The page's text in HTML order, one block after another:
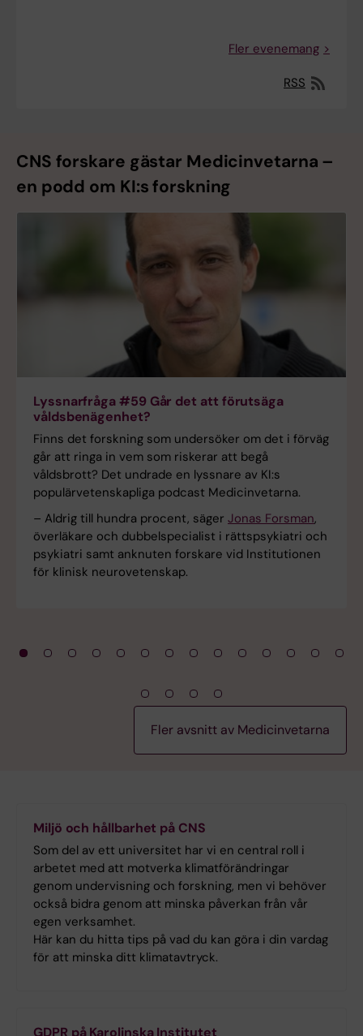
Fler evenemang
RSS
CNS forskare gästar Medicinvetarna –
en podd om KI:s forskning
Lyssnarfråga #59 Går det att förutsäga
våldsbenägenhet?
Finns det forskning som undersöker om det i förväg
går att ringa in vem som riskerar att begå
våldsbrott? Det undrade en lyssnare av KI:s
populärvetenskapliga podcast Medicinvetarna.
– Aldrig till hundra procent, säger Jonas Forsman,
överläkare och dubbelspecialist i rättspsykiatri och
psykiatri samt anknuten forskare vid Institutionen
för klinisk neurovetenskap.
Fler avsnitt av Medicinvetarna
Miljö och hållbarhet på CNS
Som del av ett universitet har vi en central roll i
arbetet med att motverka klimatförändringar
genom undervisning och forskning, men vi behöver
också bidra genom att minska påverkan från vår
egen verksamhet.
Här kan du hitta tips på vad du kan göra i din vardag
för att minska ditt klimatavtryck.
GDPR på Karolinska Institutet